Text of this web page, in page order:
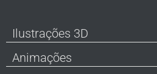
Ilustrações 3D
Animações